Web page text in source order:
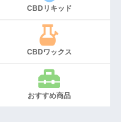
CBDリキッド
CBDワックス
おすすめ商品